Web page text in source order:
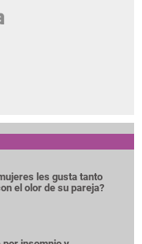
les gusta tanto
el olor de su pareja?